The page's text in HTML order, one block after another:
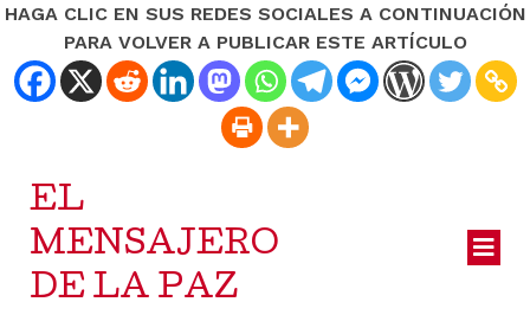
HAGA CLIC EN SUS REDES SOCIALES A CONTINUACIÓN
PARA VOLVER A PUBLICAR ESTE ARTÍCULO
EL
MENSAJERO
DE LA PAZ